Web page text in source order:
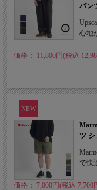
パン
心地
価格： 11,800円(税込
NEW
ツ
で快
価格： 7,000円(税込 7,700